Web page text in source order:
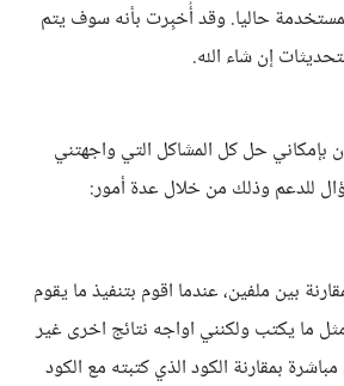
حاليا. وقد أُخبِرت بأنه سوف يتم
إن شاء الله.
بإمكاني حل كل المشاكل التي واجهتني
للدعم وذلك من خلال عدة أمور:
بين ملفين، عندما اقوم بتنفيذ ما يقوم
ما يكتب ولكنني اواجه نتائج اخرى غير
بمقارنة الكود الذي كتبته مع الكود